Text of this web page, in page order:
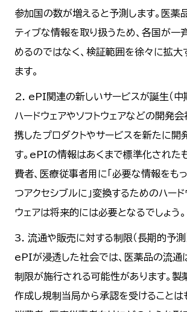
参加国の数が増えると予測します。医薬
ティブな情報を取り扱うため、各国が一
めるのではなく、検証範囲を徐々に拡大
ます。
2. ePI関連の新しいサービスが誕生（中
ハードウェアやソフトウェアなどの開発
携したプロダクトやサービスを新たに開
す。ePIの情報はあくまで標準化された
費者、医療従事者用に「必要な情報をも
つアクセシブルに」変換するためのハード
ウェアは将来的には必要となるでしょう。
3. 流通や販売に対する制限（長期的予測
ePIが浸透した社会では、医薬品の流通
制限が施行される可能性があります。製
作成し規制当局から承認を受けることは